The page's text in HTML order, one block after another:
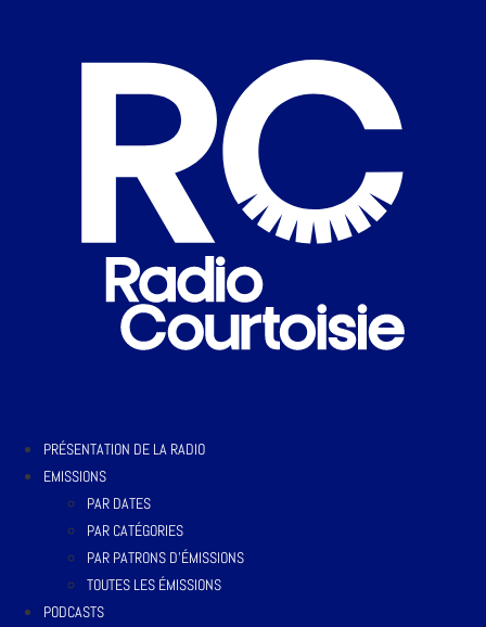
PRÉSENTATION DE LA RADIO
EMISSIONS
PAR DATES
PAR CATÉGORIES
PAR PATRONS D’ÉMISSIONS
TOUTES LES ÉMISSIONS
PODCASTS